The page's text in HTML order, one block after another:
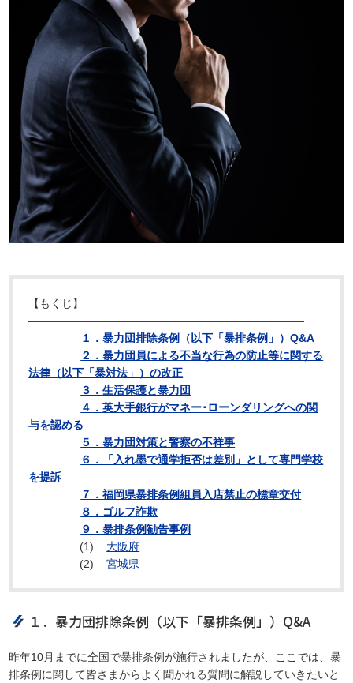
【もくじ】
―――――――――――――――――――――――――
１．暴力団排除条例（以下「暴排条例」）Q&A
２．暴力団員による不当な行為の防止等に関する
法律（以下「暴対法」）の改正
３．生活保護と暴力団
４．英大手銀行がマネー･ローンダリングへの関
与を認める
５．暴力団対策と警察の不祥事
６．「入れ墨で通学拒否は差別」として専門学校
を提訴
７．福岡県暴排条例組員入店禁止の標章交付
８．ゴルフ詐欺
９．暴排条例勧告事例
(1)
大阪府
(2)
宮城県
１．暴力団排除条例（以下「暴排条例」）Q&A
昨年10月までに全国で暴排条例が施行されましたが、ここでは、暴
排条例に関して皆さまからよく聞かれる質問に解説していきたいと